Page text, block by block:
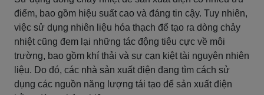
điểm, bao gồm hiệu suất cao và đáng tin cậy. Tuy nhiên,
việc sử dụng nhiên liệu hóa thạch để tạo ra dòng chảy
nhiệt cũng đem lại những tác động tiêu cực về môi
trường, bao gồm khí thải và sự cạn kiệt tài nguyên nhiên
liệu. Do đó, các nhà sản xuất điện đang tìm cách sử
dụng các nguồn năng lượng tái tạo để sản xuất điện